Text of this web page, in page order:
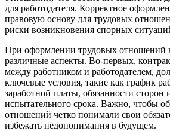
для работодателя. Корректное
правовую основу для трудовых
риски возникновения спорных
При оформлении трудовых отношений
различные аспекты. Во-первых,
между работником и работодателем,
ключевые условия, такие как график
заработной платы, обязанности сторон
испытательного срока. Важно, чтобы
отношений четко понимали свои
избежать недопонимания в будущем.